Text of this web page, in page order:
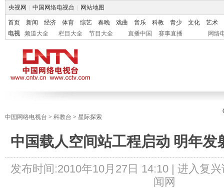
央视网 中国网络电视台 网站地图
首页 新闻 经济 体育 综艺 春晚 戏曲 音乐 科教 青少 文化
艺术
电视
频道大全 栏目大全 节目大全 直播中国 赛事直播 网络
中国网络电视台 > 科教台 > 星际探索
中国载人空间站工程启动 明年发
发布时间:2010年10月27日 14:10 | 进入复兴
闻网